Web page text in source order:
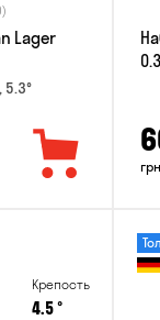
Lager
Крепость
4.5°